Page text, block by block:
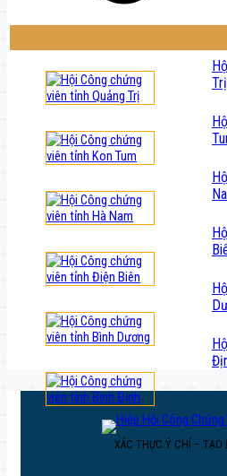
Trị
XÁC THỰC Ý CHÍ – TẠO